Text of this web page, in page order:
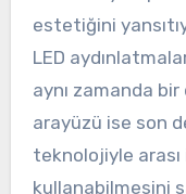
estetiğini
LED
aynı zamanda bir
arayüzü ise son
teknolojiyle
kullanabilmesini